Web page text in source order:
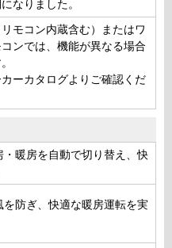
なりました。
モコン内蔵含む）またはワ
ンでは、機能が異なる場合
ーカタログよりご確認くだ
・暖房を自動で切り替え、快
を防ぎ、快適な暖房運転を実